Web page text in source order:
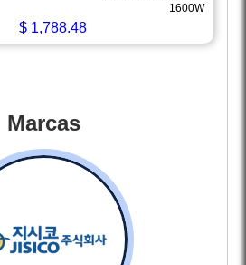
1600W
$1,788.48
Marcas